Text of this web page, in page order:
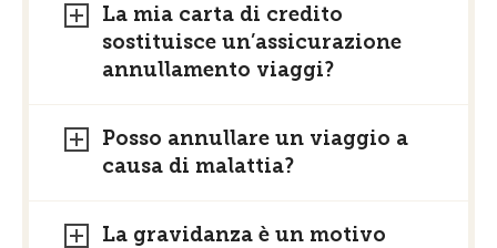
La mia carta di credito
sostituisce un’assicurazione
annullamento viaggi?
Posso annullare un viaggio a
causa di malattia?
La gravidanza è un motivo